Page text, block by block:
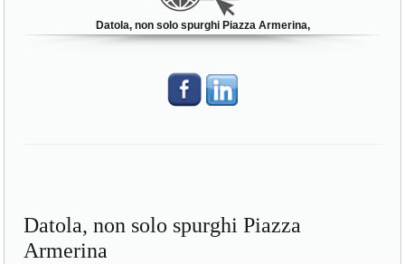
Datola, non solo spurghi Piazza Armerina,
Datola, non solo spurghi Piazza
Armerina